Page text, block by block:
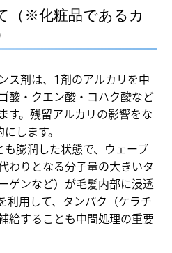
（※化粧品であるカ
ス剤は、1剤のアルカリを中
酸・クエン酸・コハク酸など
す。残留アルカリの影響をな
します。
膨潤した状態で、ウェーブ
わりとなる分子量の大きいタ
ゲンなど）が毛髪内部に浸透
利用して、タンパク（ケラチ
給することも中間処理の重要